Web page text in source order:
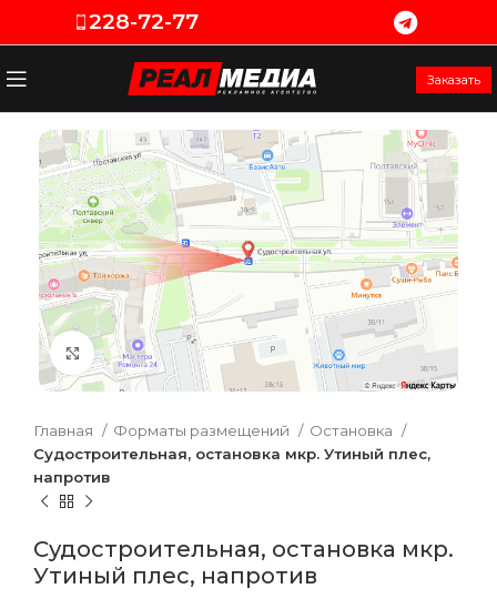
228-72-77
Заказать
Увеличить
Главная Форматы размещений
Остановка
Судостроительная, остановка мкр. Утиный плес,
напротив
Судостроительная, остановка мкр.
Утиный плес, напротив